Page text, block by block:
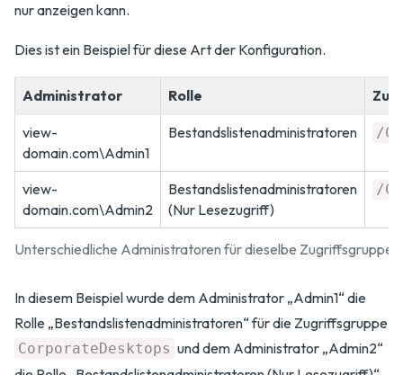
nur anzeigen kann.
Dies ist ein Beispiel für diese Art der Konfiguration.
Unterschiedliche Administratoren für dieselbe Zugriffsgruppe
Administrator Rolle
view-
domain.com\Admin1
Bestandslistenadministratoren /
view-
domain.com\Admin2
Bestandslistenadministratoren
(Nur Lesezugriff)
/
In diesem Beispiel wurde dem Administrator „Admin1“ die
Rolle „Bestandslistenadministratoren“ für die Zugriffsgruppe
CorporateDesktops und dem Administrator „Admin2“